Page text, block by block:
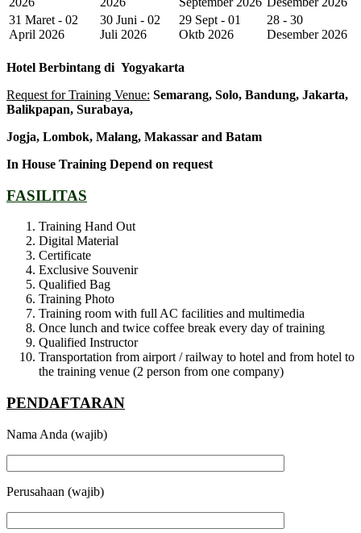
31 Maret - 02
April 2026
30 Juni - 02
Juli 2026
29 Sept - 01
Oktb 2026
28 - 30
Desember 2026
Hotel Berbintang di Yogyakarta
Request for Training Venue: Semarang, Solo, Bandung, Jakarta,
Balikpapan, Surabaya,
Jogja, Lombok, Malang, Makassar and Batam
In House Training Depend on request
FASILITAS
Training Hand Out
Digital Material
Certificate
Exclusive Souvenir
Qualified Bag
Training Photo
Training room with full AC facilities and multimedia
Once lunch and twice coffee break every day of training
Qualified Instructor
Transportation from airport / railway to hotel and from hotel to
the training venue (2 person from one company)
PENDAFTARAN
Nama Anda (wajib)
Perusahaan (wajib)